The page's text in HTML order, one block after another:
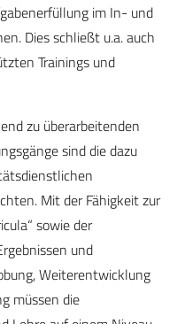
im In- und
Dies schließt u.a. auch
Trainings und
zu überarbeitenden
sind die dazu
Mit der Fähigkeit zur
sowie der
und
Weiterentwicklung
müssen die